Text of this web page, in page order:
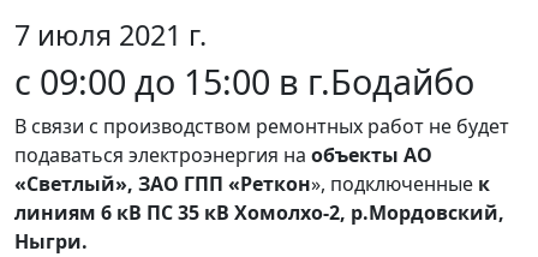
7 июля 2021 г.
с 09:00 до 15:00 в г.Бодайбо
В связи с производством ремонтных работ не будет
подаваться электроэнергия на объекты АО
«Светлый», ЗАО ГПП «Реткон», подключенные к
линиям 6 кВ ПС 35 кВ Хомолхо-2, р.Мордовский,
Ныгри.